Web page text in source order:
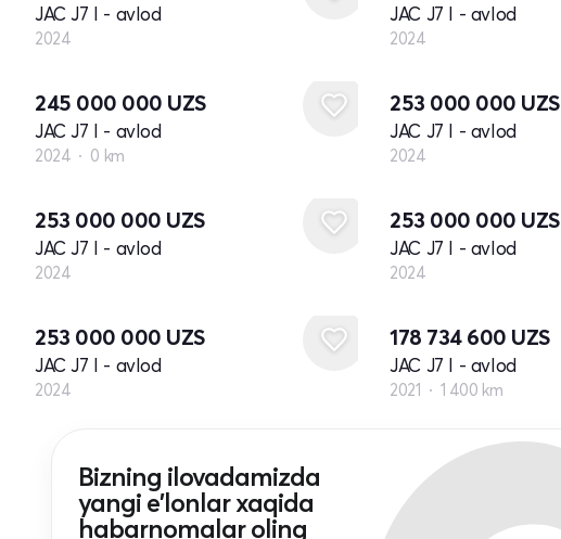
JAC J7 I - avlod
2024
JAC J7 I - avlod
2024
245 000 000 UZS
JAC J7 I - avlod
2024 0 km
253 000 000 UZS
JAC J7 I - avlod
2024
253 000 000 UZS
JAC J7 I - avlod
2024
253 000 000 UZS
JAC J7 I - avlod
2024
253 000 000 UZS
JAC J7 I - avlod
2024
178 734 600 UZS
JAC J7 I - avlod
2021 1 400 km
Bizning ilovadamizda
yangi e'lonlar xaqida
habarnomalar oling